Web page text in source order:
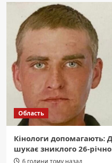
Область
Кінологи допомагають:
шукає зниклого 26-
6 години тому назад